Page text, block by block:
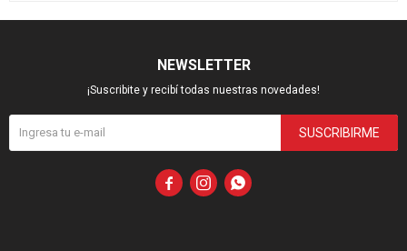
NEWSLETTER
¡Suscribite y recibí todas nuestras novedades!
SUSCRIBIRME
  